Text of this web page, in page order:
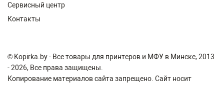
Сервисный центр
Контакты
© Kopirka.by - Все товары для принтеров и МФУ в Минске, 2013
- 2026, Все права защищены.
Копирование материалов сайта запрещено. Сайт носит